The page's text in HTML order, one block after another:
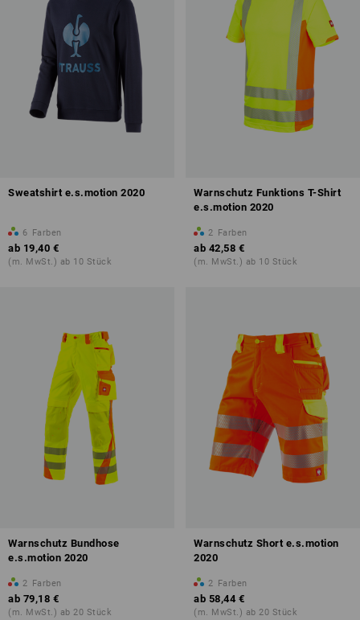
Sweatshirt e.s.motion 2020
6 Farben
ab 19,40 €
(m. MwSt.) ab 10 Stück
Warnschutz Funktions T-Shirt
e.s.motion 2020
2 Farben
ab 42,58 €
(m. MwSt.) ab 10 Stück
Warnschutz Bundhose
e.s.motion 2020
2 Farben
ab 79,18 €
(m. MwSt.) ab 20 Stück
Warnschutz Short e.s.motion
2020
2 Farben
ab 58,44 €
(m. MwSt.) ab 20 Stück